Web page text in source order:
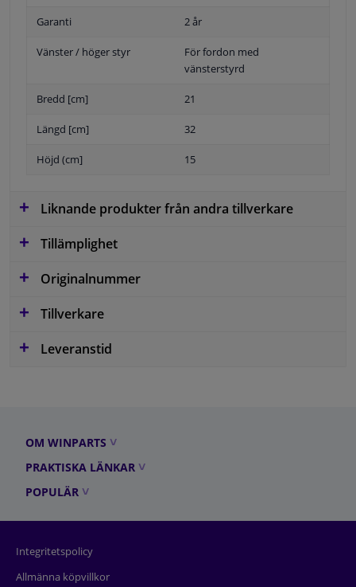
Garanti 2 år
Vänster / höger styr
För fordon med
vänsterstyrd
Bredd [cm] 21
Längd [cm] 32
Höjd (cm] 15
Liknande produkter från andra tillverkare
Tillämplighet
Originalnummer
Tillverkare
Leveranstid
OM WINPARTS
PRAKTISKA LÄNKAR
POPULÄR
Integritetspolicy
Allmänna köpvillkor